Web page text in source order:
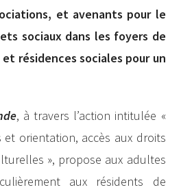
et avenants pour le
sociaux dans les foyers de
résidences sociales pour un
, à travers l’action intitulée «
et orientation, accès aux droits
», propose aux adultes
aux résidents de